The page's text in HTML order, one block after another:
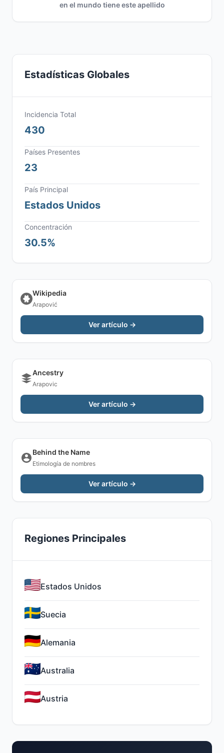
en el mundo tiene este apellido
Estadísticas Globales
Incidencia Total
430
Países Presentes
23
País Principal
Estados Unidos
Concentración
30.5%
Wikipedia
Arapović
Ver artículo →
Ancestry
Arapovic
Ver artículo →
Behind the Name
Etimología de nombres
Ver artículo →
Regiones Principales
Estados Unidos
Suecia
Alemania
Australia
Austria